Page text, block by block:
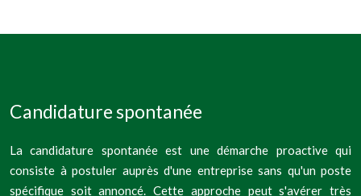
Candidature spontanée
La candidature spontanée est une démarche proactive qui
consiste à postuler auprès d'une entreprise sans qu'un poste
spécifique soit annoncé. Cette approche peut s'avérer très